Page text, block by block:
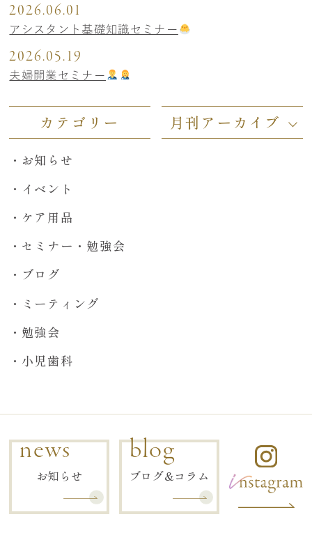
2026.06.01
アシスタント基礎知識セミナー
2026.05.19
夫婦開業セミナー
カテゴリー
お知らせ
イベント
ケア用品
セミナー・勉強会
ブログ
ミーティング
勉強会
小児歯科
月刊アーカイブ
news
お知らせ
blog
ブログ&コラム